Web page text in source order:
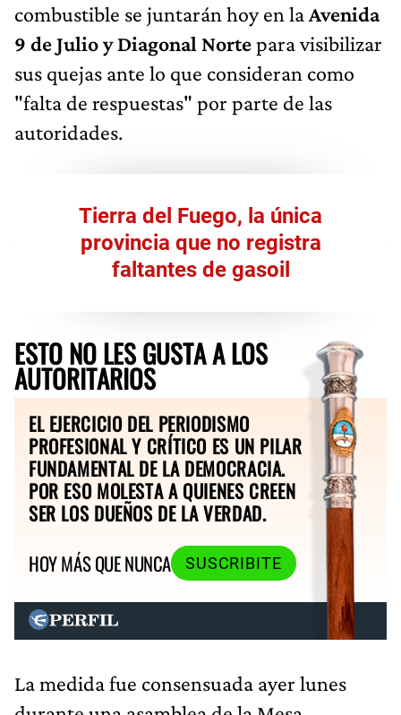
combustible se juntarán hoy en laAvenida
9 de Julio y Diagonal Nortepara visibilizar
sus quejas ante lo que consideran como
"falta de respuestas" por parte de las
autoridades.
Tierra del Fuego, la única
provincia que no registra
faltantes de gasoil
ESTO NO LES GUSTA A LOS
AUTORITARIOS
EL EJERCICIO DEL PERIODISMO
PROFESIONAL Y CRÍTICO ES UN PILAR
FUNDAMENTAL DE LA DEMOCRACIA.
POR ESO MOLESTA A QUIENES CREEN
SER LOS DUEÑOS DE LA VERDAD.
HOY MÁS QUE NUNCA
SUSCRIBITE
La medida fue consensuada ayer lunes